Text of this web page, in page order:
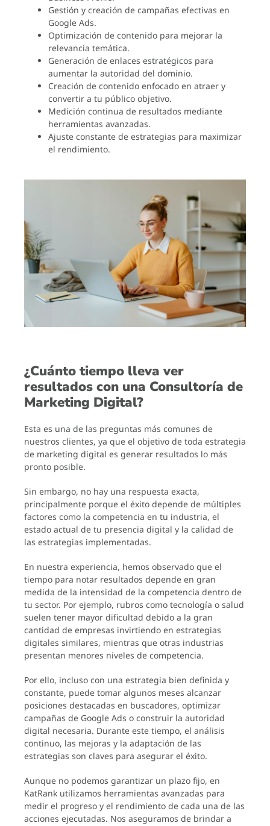
Gestión y creación de campañas efectivas en
Google Ads.
Optimización de contenido para mejorar la
relevancia temática.
Generación de enlaces estratégicos para
aumentar la autoridad del dominio.
Creación de contenido enfocado en atraer y
convertir a tu público objetivo.
Medición continua de resultados mediante
herramientas avanzadas.
Ajuste constante de estrategias para maximizar
el rendimiento.
¿Cuánto tiempo lleva ver
resultados con una Consultoría de
Marketing Digital?
Esta es una de las preguntas más comunes de
nuestros clientes, ya que el objetivo de toda estrategia
de marketing digital es generar resultados lo más
pronto posible.
Sin embargo, no hay una respuesta exacta,
principalmente porque el éxito depende de múltiples
factores como la competencia en tu industria, el
estado actual de tu presencia digital y la calidad de
las estrategias implementadas.
En nuestra experiencia, hemos observado que el
tiempo para notar resultados depende en gran
medida de la intensidad de la competencia dentro de
tu sector. Por ejemplo, rubros como tecnología o salud
suelen tener mayor dificultad debido a la gran
cantidad de empresas invirtiendo en estrategias
digitales similares, mientras que otras industrias
presentan menores niveles de competencia.
Por ello, incluso con una estrategia bien definida y
constante, puede tomar algunos meses alcanzar
posiciones destacadas en buscadores, optimizar
campañas de Google Ads o construir la autoridad
digital necesaria. Durante este tiempo, el análisis
continuo, las mejoras y la adaptación de las
estrategias son claves para asegurar el éxito.
Aunque no podemos garantizar un plazo fijo, en
KatRank utilizamos herramientas avanzadas para
medir el progreso y el rendimiento de cada una de las
acciones ejecutadas. Nos aseguramos de brindar a